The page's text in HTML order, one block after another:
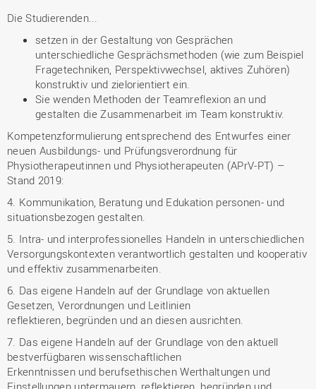
Die Studierenden...
setzen in der Gestaltung von Gesprächen
unterschiedliche Gesprächsmethoden (wie zum Beispiel
Fragetechniken, Perspektivwechsel, aktives Zuhören)
konstruktiv und zielorientiert ein.
Sie wenden Methoden der Teamreflexion an und
gestalten die Zusammenarbeit im Team konstruktiv.
Kompetenzformulierung entsprechend des Entwurfes einer
neuen Ausbildungs- und Prüfungsverordnung für
Physiotherapeutinnen und Physiotherapeuten (APrV-PT) –
Stand 2019:
4. Kommunikation, Beratung und Edukation personen- und
situationsbezogen gestalten.
5. Intra- und interprofessionelles Handeln in unterschiedlichen
Versorgungskontexten verantwortlich gestalten und kooperativ
und effektiv zusammenarbeiten.
6. Das eigene Handeln auf der Grundlage von aktuellen
Gesetzen, Verordnungen und Leitlinien
reflektieren, begründen und an diesen ausrichten.
7. Das eigene Handeln auf der Grundlage von den aktuell
bestverfügbaren wissenschaftlichen
Erkenntnissen und berufsethischen Werthaltungen und
Einstellungen untermauern, reflektieren, begründen und